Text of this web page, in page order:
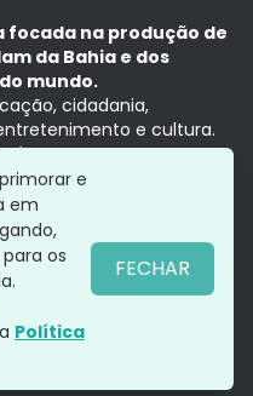
focada na produção de
da Bahia e dos
mundo.
cidadania,
e cultura.
é no tempo presente,
e
em
os
Política
FECHAR